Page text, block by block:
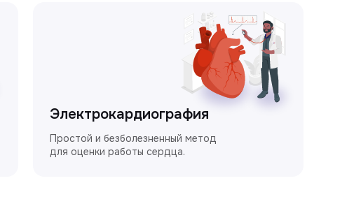
Электрокардиография
Простой и безболезненный метод
для оценки работы сердца.